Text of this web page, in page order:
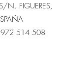
N. FIGUERES,
972 514 508